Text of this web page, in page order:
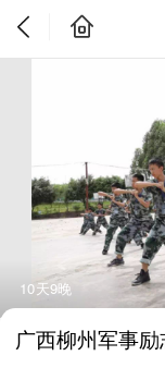
10天9晚
广西柳州军事